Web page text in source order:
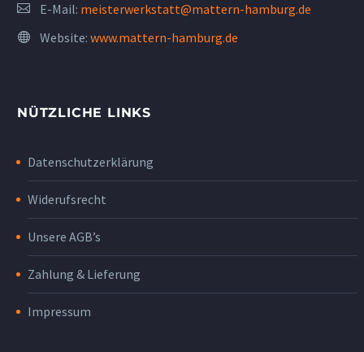
E-Mail: meisterwerkstatt@mattern-hamburg.de
Website: www.mattern-hamburg.de
NÜTZLICHE LINKS
Datenschutzerklärung
Widerufsrecht
Unsere AGB’s
Zahlung & Lieferung
Impressum